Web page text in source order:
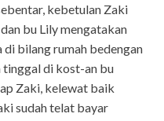
kebetulan Zaki
bu Lily mengatakan
bilang rumah bedengan
tinggal di kost-an bu
Zaki, kelewat baik
sudah telat bayar